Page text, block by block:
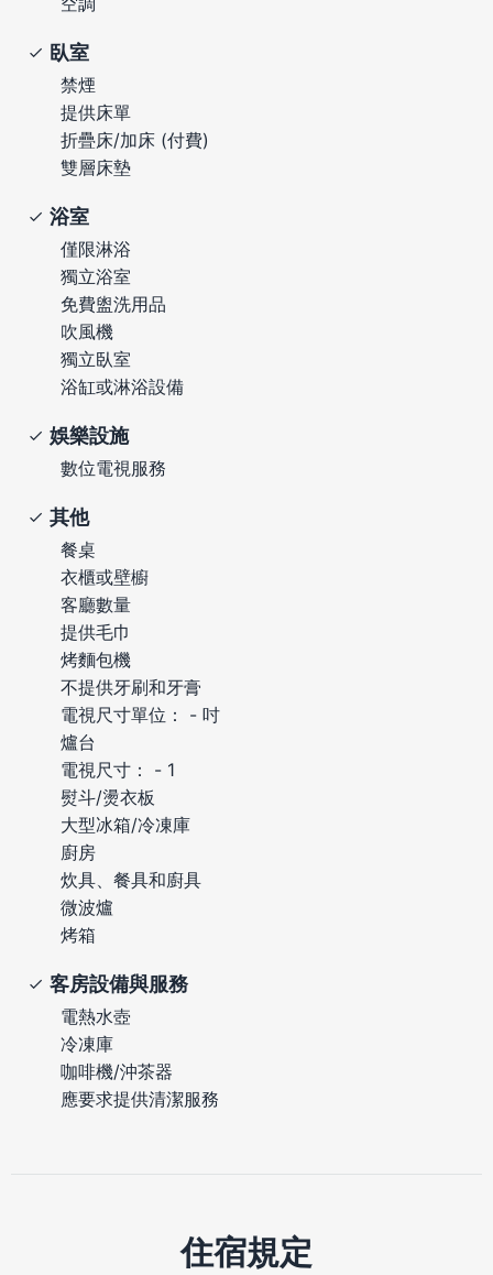
臥室
禁煙
提供床單
折疊床/加床 (付費)
雙層床墊
浴室
僅限淋浴
獨立浴室
免費盥洗用品
吹風機
獨立臥室
浴缸或淋浴設備
娛樂設施
數位電視服務
其他
餐桌
衣櫃或壁櫥
客廳數量
提供毛巾
烤麵包機
不提供牙刷和牙膏
電視尺寸單位： - 吋
爐台
電視尺寸： - 1
熨斗/燙衣板
大型冰箱/冷凍庫
廚房
炊具、餐具和廚具
微波爐
烤箱
客房設備與服務
電熱水壺
冷凍庫
咖啡機/沖茶器
應要求提供清潔服務
住宿規定